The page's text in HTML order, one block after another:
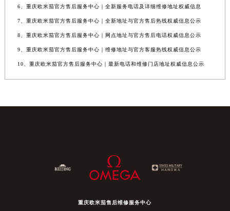
6、重庆欧米茄官方售后服务中心｜全新服务电话及详细维修地址权威信息
7、重庆欧米茄官方售后服务中心｜全新地址与官方售后热线权威信息公示
8、重庆欧米茄官方售后服务中心｜网点地址与官方售后电话权威信息公示
9、重庆欧米茄官方售后服务中心｜维修地址与官方客服热线权威信息公示
10、重庆欧米茄官方售后服务中心｜最新电话和维修门店地址权威信息公示
重庆欧米茄售后维修服务中心